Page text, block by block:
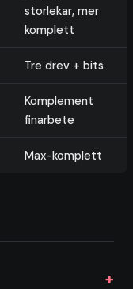
storlekar, mer
komplett
Tre drev + bits
Komplement
finarbete
Max-komplett